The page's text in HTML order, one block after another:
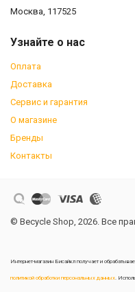
Москва, 117525
Узнайте о нас
Оплата
Доставка
Сервис и гарантия
О магазине
Бренды
Контакты
© Becycle Shop, 2026. Все
Интернет-магазин Бисайкл получает и
политикой обработки персональных данных.